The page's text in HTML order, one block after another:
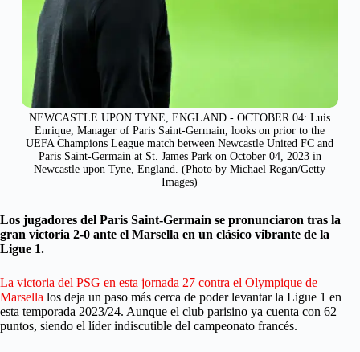
NEWCASTLE UPON TYNE, ENGLAND - OCTOBER 04: Luis
Enrique, Manager of Paris Saint-Germain, looks on prior to the
UEFA Champions League match between Newcastle United FC and
Paris Saint-Germain at St. James Park on October 04, 2023 in
Newcastle upon Tyne, England. (Photo by Michael Regan/Getty
Images)
Los jugadores del Paris Saint-Germain se pronunciaron tras la
gran victoria 2-0 ante el Marsella en un clásico vibrante de la
Ligue 1.
La victoria del PSG en esta jornada 27 contra el Olympique de
Marsella los deja un paso más cerca de poder levantar la Ligue 1 en
esta temporada 2023/24. Aunque el club parisino ya cuenta con 62
puntos, siendo el líder indiscutible del campeonato francés.